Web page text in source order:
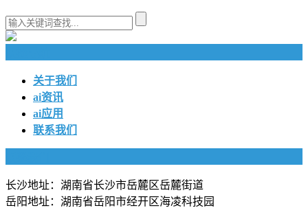
关于我们
ai资讯
ai应用
联系我们
长沙地址：湖南省长沙市岳麓区岳麓街道
岳阳地址：湖南省岳阳市经开区海凌科技园